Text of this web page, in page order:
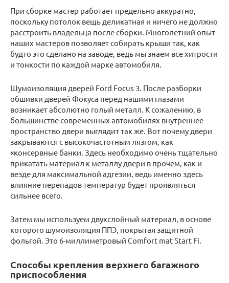
При сборке мастер работает предельно аккуратно,
поскольку потолок вещь деликатная и ничего не должно
расстроить владельца после сборки. Многолетний опыт
наших мастеров позволяет собирать крыши так, как
будто это сделано на заводе, ведь мы знаем все хитрости
и тонкости по каждой марке автомобиля.
Шумоизоляция дверей Ford Focus 3. После разборки
обшивки дверей Фокуса перед нашими глазами
возникает абсолютно голый металл. К сожалению, в
большинстве современных автомобилях внутреннее
пространство двери выглядит так же. Вот почему двери
закрываются с высокочастотным лязгом, как
«консервные банки. Здесь необходимо очень тщательно
прикатать материал к металлу двери в прочем, как и
везде для максимальной адгезии, ведь именно здесь
влияние перепадов температур будет проявляться
сильнее всего.
Затем мы используем двухслойный материал, в основе
которого шумоизоляция ППЭ, покрытая защитной
фольгой. Это 6-миллиметровый Comfort mat Start Fi.
Способы крепления верхнего багажного
приспособления